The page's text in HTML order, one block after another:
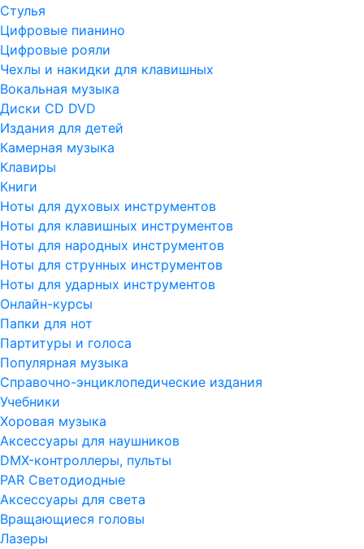
Стулья
Цифровые пианино
Цифровые рояли
Чехлы и накидки для клавишных
Вокальная музыка
Диски CD DVD
Издания для детей
Камерная музыка
Клавиры
Книги
Ноты для духовых инструментов
Ноты для клавишных инструментов
Ноты для народных инструментов
Ноты для струнных инструментов
Ноты для ударных инструментов
Онлайн-курсы
Папки для нот
Партитуры и голоса
Популярная музыка
Справочно-энциклопедические издания
Учебники
Хоровая музыка
Аксессуары для наушников
DMX-контроллеры, пульты
PAR Светодиодные
Аксессуары для света
Вращающиеся головы
Лазеры